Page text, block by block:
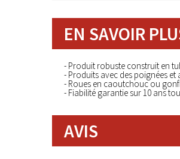
EN SAVOIR
- Produit robuste construit en
- Produits avec des poignées
- Roues en caoutchouc ou
- Fiabilité garantie sur 10 ans
AVIS